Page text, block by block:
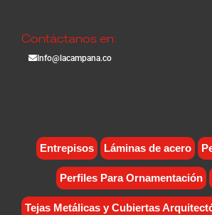
Contáctanos en:
Info@lacampana.co
Entrepisos Láminas de acero
Perfiles Para Ornamentación
Tejas Metálicas y Cubiertas